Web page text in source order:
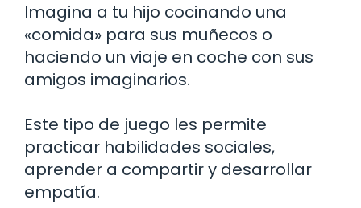
Imagina a tu hijo cocinando una
«comida» para sus muñecos o
haciendo un viaje en coche con sus
amigos imaginarios.
Este tipo de juego les permite
practicar habilidades sociales,
aprender a compartir y desarrollar
empatía.